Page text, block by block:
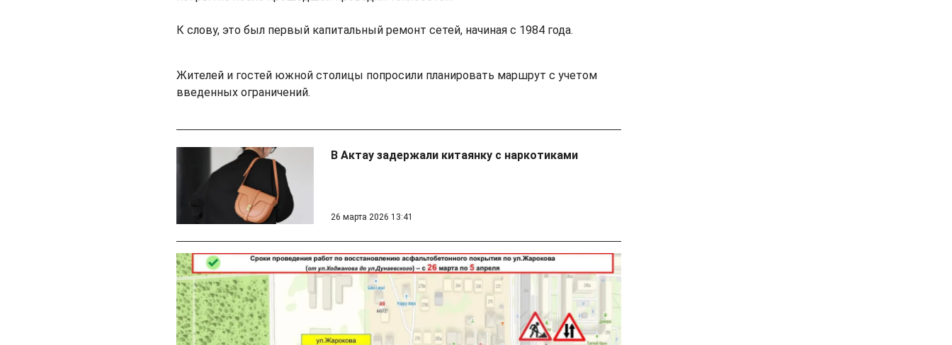
К слову, это был первый капитальный ремонт сетей, начиная с 1984 года.
Жителей и гостей южной столицы попросили планировать маршрут с учетом
введенных ограничений.
В Актау задержали китаянку с наркотиками
26 марта 2026 13:41